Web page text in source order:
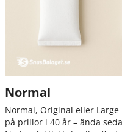
Normal
Normal, Original eller
på prillor i 40 år – ända